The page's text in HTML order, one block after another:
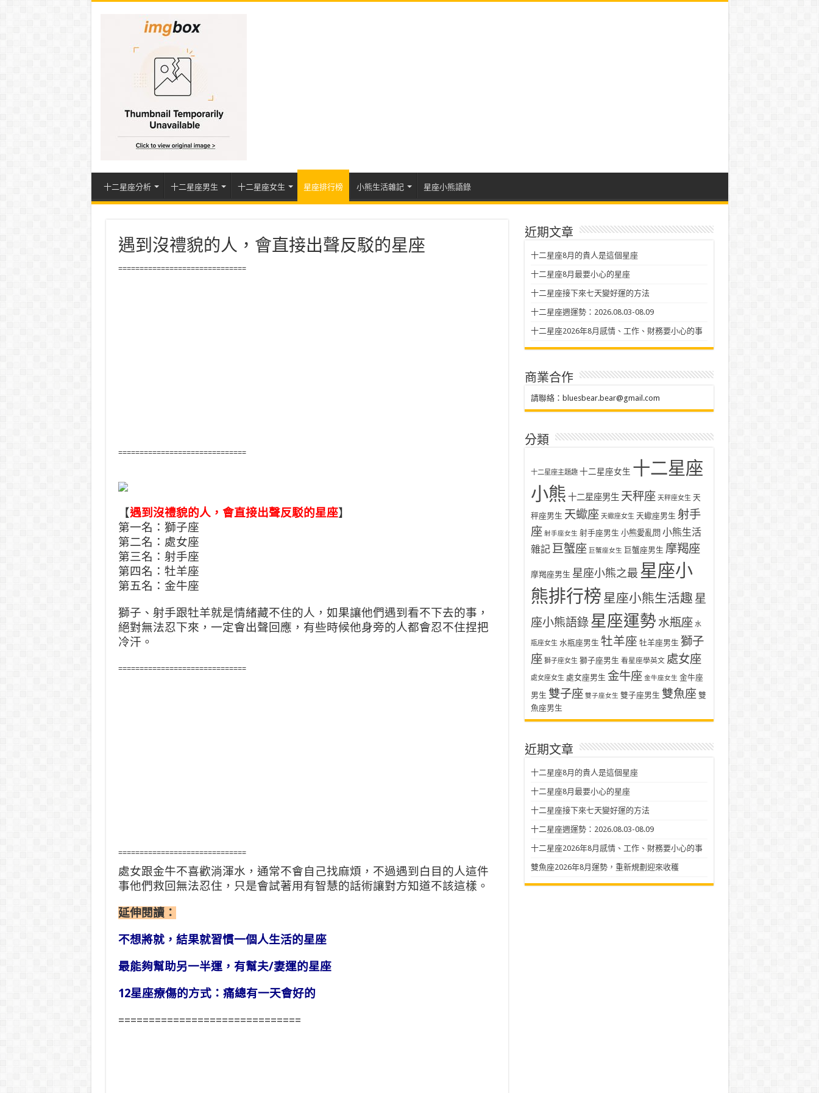
十二星座分析 十二星座男生 十二星座女生 星座排行榜 小熊生活雜記 星座小熊語錄
遇到沒禮貌的人，會直接出聲反駁的星座
==============================
==============================
【遇到沒禮貌的人，會直接出聲反駁的星座】
第一名：獅子座
第二名：處女座
第三名：射手座
第四名：牡羊座
第五名：金牛座
獅子、射手跟牡羊就是情緒藏不住的人，如果讓他們遇到看不下去的事，
絕對無法忍下來，一定會出聲回應，有些時候他身旁的人都會忍不住捏把
冷汗。
==============================
==============================
處女跟金牛不喜歡淌渾水，通常不會自己找麻煩，不過遇到白目的人這件
事他們救回無法忍住，只是會試著用有智慧的話術讓對方知道不該這樣。
延伸閱讀：
不想將就，結果就習慣一個人生活的星座
最能夠幫助另一半運，有幫夫/妻運的星座
12星座療傷的方式：痛總有一天會好的
==============================
近期文章
十二星座8月的貴人是這個星座
十二星座8月最要小心的星座
十二星座接下來七天變好運的方法
十二星座週運勢：2026.08.03-08.09
十二星座2026年8月感情、工作、財務要小心的事
商業合作
請聯絡： bluesbear.bear@gmail.com
分類
十二星座主題趣 十二星座女生 十二星座
小熊 十二星座男生 天秤座 天秤座女生 天
秤座男生 天蠍座 天蠍座女生 天蠍座男生 射手
座 射手座女生 射手座男生 小熊愛亂問 小熊生活
雜記 巨蟹座 巨蟹座女生 巨蟹座男生 摩羯座
摩羯座男生 星座小熊之最 星座小
熊排行榜 星座小熊生活趣 星
座小熊語錄星座運勢 水瓶座 水
瓶座女生 水瓶座男生 牡羊座 牡羊座男生 獅子
座 獅子座女生 獅子座男生 看星座學英文 處女座
處女座女生 處女座男生 金牛座 金牛座女生 金牛座
男生 雙子座 雙子座女生 雙子座男生 雙魚座 雙
魚座男生
近期文章
十二星座8月的貴人是這個星座
十二星座8月最要小心的星座
十二星座接下來七天變好運的方法
十二星座週運勢：2026.08.03-08.09
十二星座2026年8月感情、工作、財務要小心的事
雙魚座2026年8月運勢，重新規劃迎來收穫